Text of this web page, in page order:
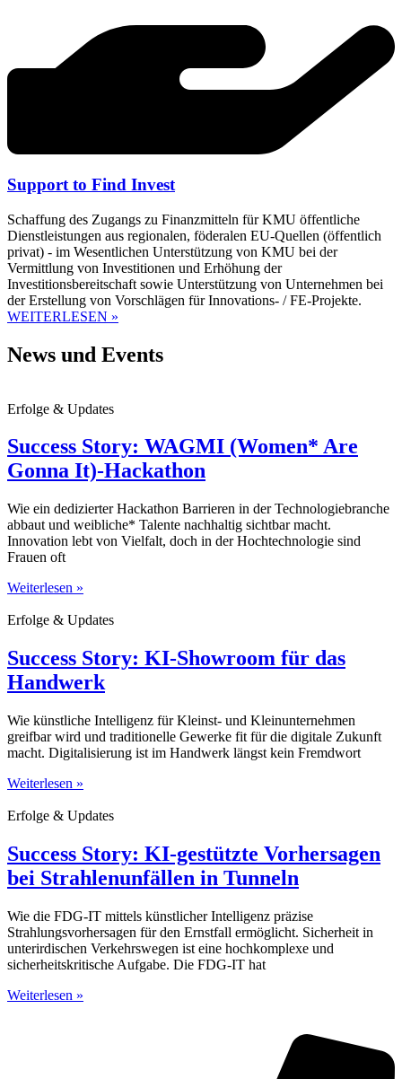
Support to Find Invest
Schaffung des Zugangs zu Finanzmitteln für KMU öffentliche
Dienstleistungen aus regionalen, föderalen EU-Quellen (öffentlich
privat) - im Wesentlichen Unterstützung von KMU bei der
Vermittlung von Investitionen und Erhöhung der
Investitionsbereitschaft sowie Unterstützung von Unternehmen bei
der Erstellung von Vorschlägen für Innovations- / FE-Projekte.
WEITERLESEN »
News und Events
Erfolge & Updates
Success Story: WAGMI (Women* Are
Gonna It)-Hackathon
Wie ein dedizierter Hackathon Barrieren in der Technologiebranche
abbaut und weibliche* Talente nachhaltig sichtbar macht.
Innovation lebt von Vielfalt, doch in der Hochtechnologie sind
Frauen oft
Weiterlesen »
Erfolge & Updates
Success Story: KI-Showroom für das
Handwerk
Wie künstliche Intelligenz für Kleinst- und Kleinunternehmen
greifbar wird und traditionelle Gewerke fit für die digitale Zukunft
macht. Digitalisierung ist im Handwerk längst kein Fremdwort
Weiterlesen »
Erfolge & Updates
Success Story: KI-gestützte Vorhersagen
bei Strahlenunfällen in Tunneln
Wie die FDG-IT mittels künstlicher Intelligenz präzise
Strahlungsvorhersagen für den Ernstfall ermöglicht. Sicherheit in
unterirdischen Verkehrswegen ist eine hochkomplexe und
sicherheitskritische Aufgabe. Die FDG-IT hat
Weiterlesen »